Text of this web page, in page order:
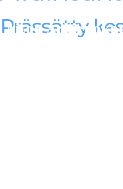
Aitoa
Prässätty